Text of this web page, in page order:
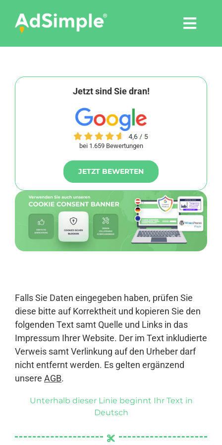
content
Pressemitteilungen
Agentur
Anmelden
Jetzt sind Sie dran!
bei 1.659 Bewertungen
JETZT BEWERTEN
Falls Sie Daten eingegeben haben, prüfen Sie
diese bitte auf Korrektheit und kopieren Sie den
folgenden Text samt Quelle und Links in das
Impressum Ihrer Website. Der im Text inkludierte
Verweis samt Verlinkung auf den Urheber darf
nicht entfernt werden. Es gelten ergänzend
unsere AGB.
Unterhalb dieser Linie beginnt Ihr Text in
Deutsch